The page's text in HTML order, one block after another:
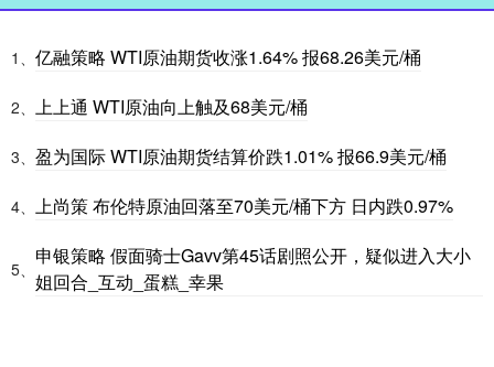
1、 亿融策略 WTI原油期货收涨1.64% 报68.26美元/桶
2、 上上通 WTI原油向上触及68美元/桶
3、 盈为国际 WTI原油期货结算价跌1.01% 报66.9美元/桶
4、 上尚策 布伦特原油回落至70美元/桶下方 日内跌0.97%
5、
申银策略 假面骑士Gavv第45话剧照公开，疑似进入大小
姐回合_互动_蛋糕_幸果